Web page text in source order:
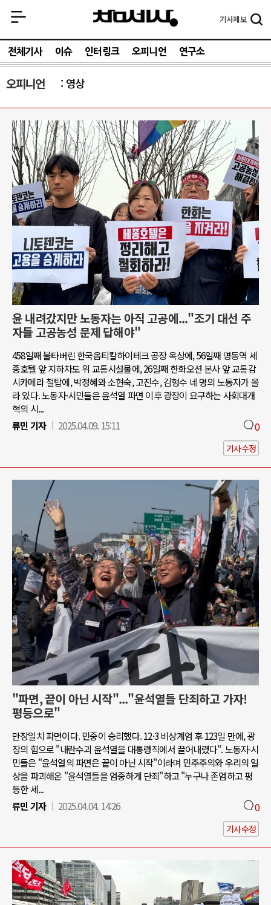
기사제보
전체기사 이슈 인터링크 오피니언 연구소
오피니언 영상
윤 내려갔지만 노동자는 아직 고공에..."조기 대선 주
자들 고공농성 문제 답해야"
458일째 불타버린 한국옵티칼하이테크 공장 옥상에, 56일째 명동역 세
종호텔 앞 지하차도 위 교통시설물에, 26일째 한화오션 본사 앞 교통감
시카메라 철탑에, 박정혜와 소현숙, 고진수, 김형수 네 명의 노동자가 올
라 있다. 노동자·시민들은 윤석열 파면 이후 광장이 요구하는 사회대개
혁의 시...
류민 기자
2025.04.09. 15:11 0
기사수정
"파면, 끝이 아닌 시작"..."윤석열들 단죄하고 가자!
평등으로"
만장일치 파면이다. 민중이 승리했다. 12·3 비상계엄 후 123일 만에, 광
장의 힘으로 "내란수괴 윤석열을 대통령직에서 끌어내렸다". 노동자∙시
민들은 "윤석열의 파면은 끝이 아닌 시작"이라며 민주주의와 우리의 일
상을 파괴해온 "윤석열들을 엄중하게 단죄"하고 "누구나 존엄하고 평
등한 세...
류민 기자
2025.04.04. 14:26 0
기사수정